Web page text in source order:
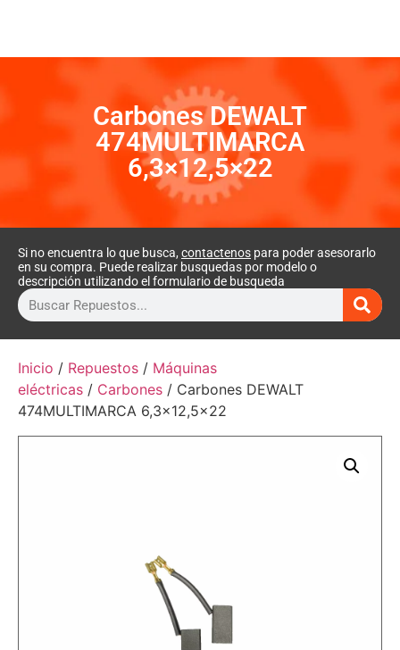
Carbones DEWALT
474MULTIMARCA
6,3×12,5×22
Si no encuentra lo que busca, contactenos para poder asesorarlo
en su compra. Puede realizar busquedas por modelo o
descripción utilizando el formulario de busqueda
Inicio / Repuestos / Máquinas
eléctricas / Carbones / Carbones DEWALT
474MULTIMARCA 6,3×12,5×22